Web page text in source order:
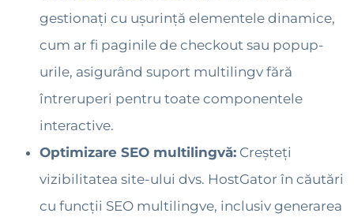
gestionați cu ușurință elementele dinamice,
cum ar fi paginile de checkout sau popup-
urile, asigurând suport multilingv fără
întreruperi pentru toate componentele
interactive.
Optimizare SEO multilingvă: Creșteți
vizibilitatea site-ului dvs. HostGator în căutări
cu funcții SEO multilingve, inclusiv generarea